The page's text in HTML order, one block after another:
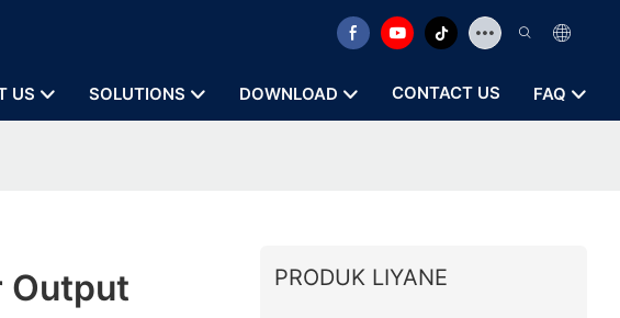
US SOLUTIONS DOWNLOAD CONTACT US FAQ
Output
PRODUK LIYANE